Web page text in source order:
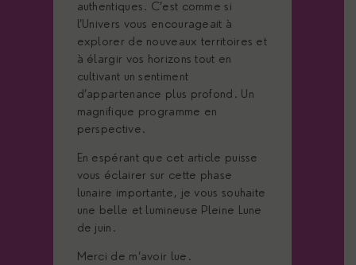
authentiques. C’est comme si
l’Univers vous encourageait à
explorer de nouveaux territoires et
à élargir vos horizons tout en
cultivant un sentiment
d’appartenance plus profond. Un
magnifique programme en
perspective.
En espérant que cet article puisse
vous éclairer sur cette phase
lunaire importante, je vous souhaite
une belle et lumineuse Pleine Lune
de juin.
Merci de m’avoir lue.